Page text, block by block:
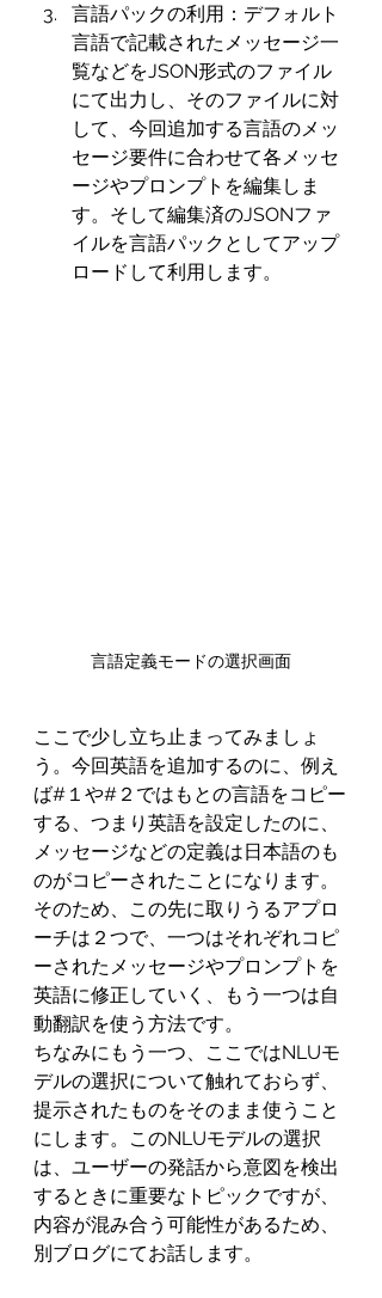
言語パックの利用：デフォルト
言語で記載されたメッセージ一
覧などをJSON形式のファイル
にて出力し、そのファイルに対
して、今回追加する言語のメッ
セージ要件に合わせて各メッセ
ージやプロンプトを編集しま
す。そして編集済のJSONファ
イルを言語パックとしてアップ
ロードして利用します。
言語定義モードの選択画面
ここで少し立ち止まってみましょ
う。今回英語を追加するのに、例え
ば#１や#２ではもとの言語をコピー
する、つまり英語を設定したのに、
メッセージなどの定義は日本語のも
のがコピーされたことになります。
そのため、この先に取りうるアプロ
ーチは２つで、一つはそれぞれコピ
ーされたメッセージやプロンプトを
英語に修正していく、もう一つは自
動翻訳を使う方法です。
ちなみにもう一つ、ここではNLUモ
デルの選択について触れておらず、
提示されたものをそのまま使うこと
にします。このNLUモデルの選択
は、ユーザーの発話から意図を検出
するときに重要なトピックですが、
内容が混み合う可能性があるため、
別ブログにてお話します。